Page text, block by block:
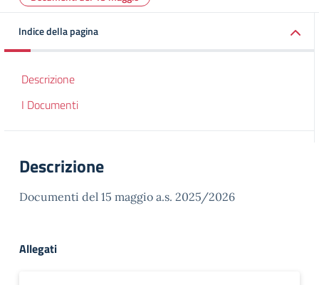
Indice della pagina
Descrizione
I Documenti
Descrizione
Documenti del 15 maggio a.s. 2025/2026
Allegati